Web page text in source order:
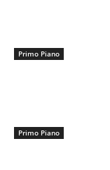
Primo Piano
Primo Piano